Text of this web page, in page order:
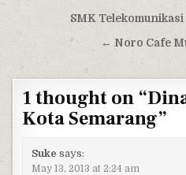
Post navigation
SMK
← Noro Cafe
1 thought on “
Kota Semarang”
Suke says:
May 13, 2013 at 2:24 am